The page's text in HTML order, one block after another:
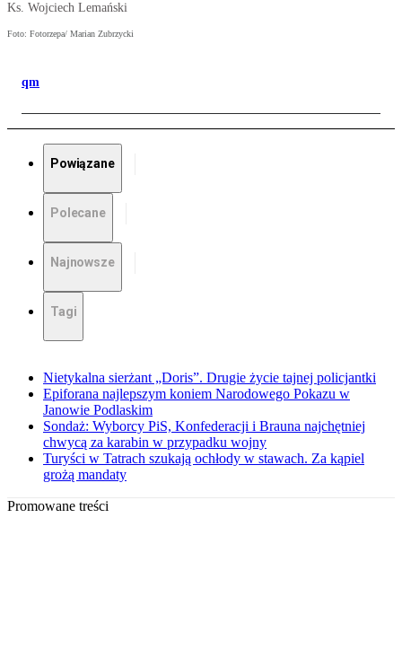
Ks. Wojciech Lemański
Foto: Fotorzepa/ Marian Zubrzycki
qm
Powiązane
Polecane
Najnowsze
Tagi
Nietykalna sierżant „Doris”. Drugie życie tajnej policjantki
Epiforana najlepszym koniem Narodowego Pokazu w
Janowie Podlaskim
Sondaż: Wyborcy PiS, Konfederacji i Brauna najchętniej
chwycą za karabin w przypadku wojny
Turyści w Tatrach szukają ochłody w stawach. Za kąpiel
grożą mandaty
Promowane treści